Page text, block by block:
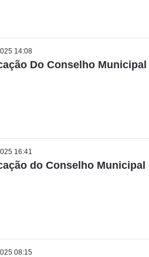
14:08
Do Conselho
16:41
do Conselho Municipal
08:15